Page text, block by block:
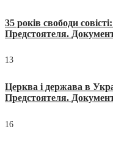
35 років свободи
Предстоятеля.
13
Церква і держава в
Предстоятеля.
16